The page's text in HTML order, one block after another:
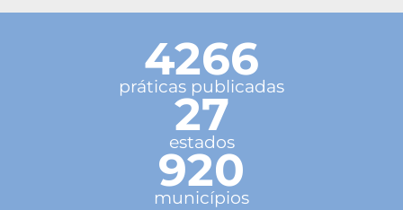
4266
práticas publicadas
27
estados
920
municípios